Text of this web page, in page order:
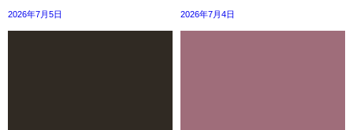
2026年7月5日 2026年7月4日